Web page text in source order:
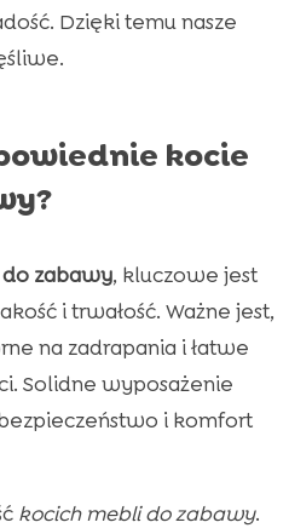
Dzięki temu nasze
kocie
zabawy, kluczowe jest
i trwałość. Ważne jest,
na zadrapania i łatwe
Solidne wyposażenie
i komfort
kocich mebli do zabawy.